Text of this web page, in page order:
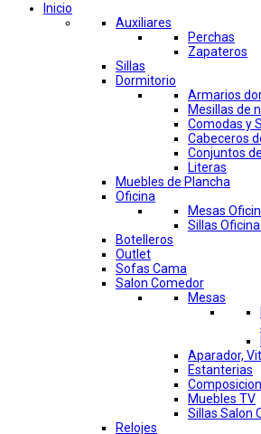
Inicio
Auxiliares
Perchas
Zapateros
Sillas
Dormitorio
Armarios
Mesillas de
Comodas y
Cabeceros
Conjuntos
Literas
Muebles de Plancha
Oficina
Mesas
Sillas
Botelleros
Outlet
Sofas Cama
Salon Comedor
Mesas
Aparador,
Estanterias
Muebles TV
Sillas Salon
Relojes